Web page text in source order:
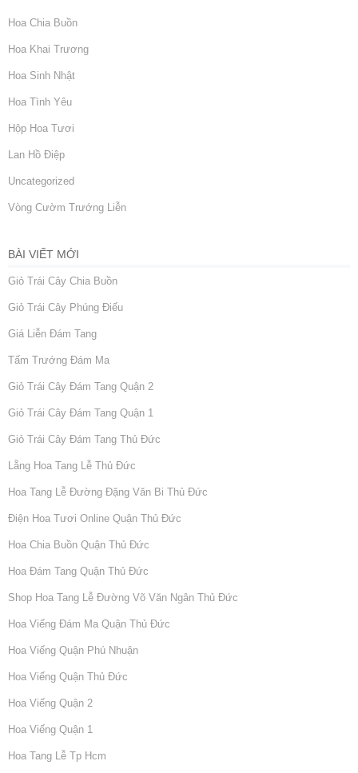
Hoa Chia Buồn
Hoa Khai Trương
Hoa Sinh Nhật
Hoa Tình Yêu
Hộp Hoa Tươi
Lan Hồ Điệp
Uncategorized
Vòng Cườm Trướng Liễn
BÀI VIẾT MỚI
Giỏ Trái Cây Chia Buồn
Giỏ Trái Cây Phúng Điếu
Giá Liễn Đám Tang
Tấm Trướng Đám Ma
Giỏ Trái Cây Đám Tang Quận 2
Giỏ Trái Cây Đám Tang Quận 1
Giỏ Trái Cây Đám Tang Thủ Đức
Lẵng Hoa Tang Lễ Thủ Đức
Hoa Tang Lễ Đường Đặng Văn Bi Thủ Đức
Điện Hoa Tươi Online Quận Thủ Đức
Hoa Chia Buồn Quận Thủ Đức
Hoa Đám Tang Quận Thủ Đức
Shop Hoa Tang Lễ Đường Võ Văn Ngân Thủ Đức
Hoa Viếng Đám Ma Quận Thủ Đức
Hoa Viếng Quận Phú Nhuận
Hoa Viếng Quận Thủ Đức
Hoa Viếng Quận 2
Hoa Viếng Quận 1
Hoa Tang Lễ Tp Hcm